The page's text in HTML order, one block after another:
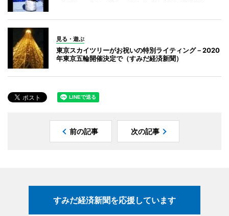
見る・遊ぶ
東京スカイツリーがお祝いの特別ライティング－2020
年東京五輪開催決定で（すみだ経済新聞）
前の記事 次の記事
すみだ経済新聞を応援しています